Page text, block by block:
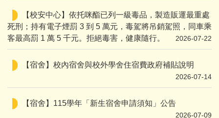
【校安中心】依托咪酯已列一級毒品，製造販運最重處
死刑；持有電子煙罰 3 到 5 萬元，毒駕將吊銷駕照，同車乘
客最高罰 1 萬 5 千元。拒絕毒害，健康隨行。
2026-07-22
【宿舍】校內宿舍與校外學舍住宿費政府補貼說明
2026-07-14
【宿舍】115學年「新生宿舍申請須知」公告
2026-07-09